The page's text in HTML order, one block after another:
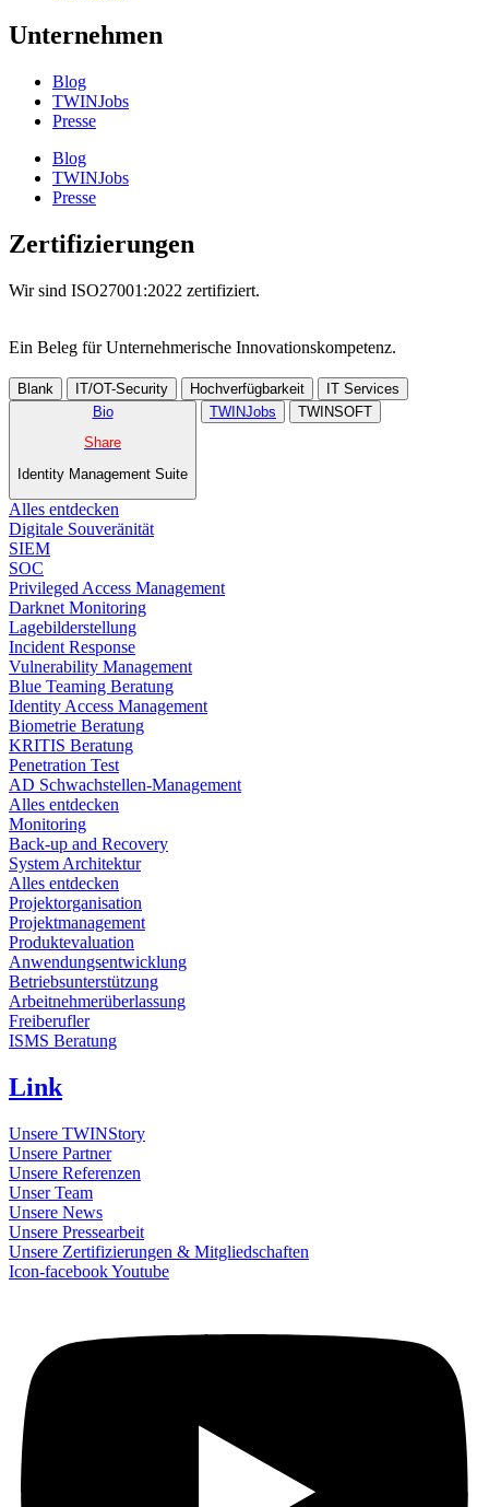
Unternehmen
Blog
TWINJobs
Presse
Blog
TWINJobs
Presse
Zertifizierungen
Wir sind ISO27001:2022 zertifiziert.
Ein Beleg für Unternehmer­ische Innovations­kompetenz.
Blank IT/OT-Security Hochverfügbarkeit
IT Services
Bio
Share
Identity Management Suite
TWINJobs TWINSOFT
Alles entdecken
Digitale Souveränität
SIEM​
SOC
Privileged Access Management
Darknet Monitoring
Lagebilderstellung
Incident Response​
Vulnerability Management
Blue Teaming Beratung​
Identity Access Management
Biometrie Beratung​
KRITIS Beratung​
Penetration Test
AD Schwachstellen-Management
Alles entdecken
Monitoring
Back-up and Recovery
System Architektur
Alles entdecken
Projektorganisation
Projektmanagement
Produktevaluation
Anwendungsentwicklung
Betriebsunterstützung
Arbeitnehmerüberlassung
Freiberufler
ISMS Beratung
Link
Unsere TWINStory
Unsere Partner
Unsere Referenzen
Unser Team
Unsere News
Unsere Pressearbeit
Unsere Zertifizierungen & Mitgliedschaften
Icon-facebookYoutube